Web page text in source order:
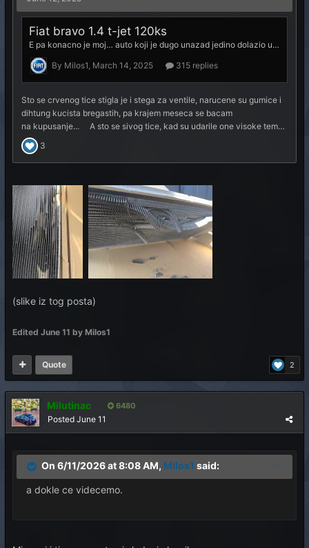
(slike iz tog posta)
Edited June 11 by Milos1
2
Quote
Milutinac 6480
Posted June 11
On 6/11/2026 at 8:08 AM, Milos1 said:
a dokle ce videcemo.